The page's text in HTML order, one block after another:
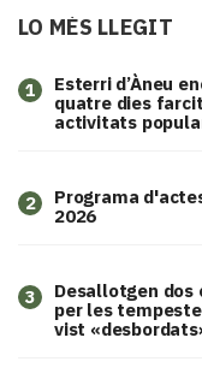
LO MÉS LLEGIT
1
Esterri d’Àneu
quatre dies
activitats
2
Programa
2026
3
​Desallotgen dos
per les
vist